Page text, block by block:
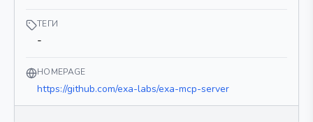
ТЕГИ
-
HOMEPAGE
https://github.com/exa-labs/exa-mcp-server